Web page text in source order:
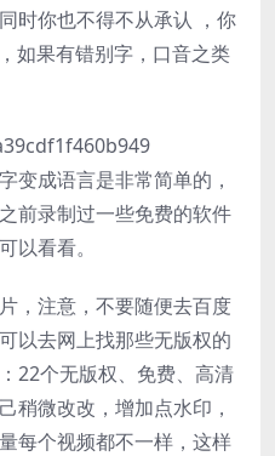
时你也不得不从承认 ，你
如果有错别字，口音之类
变成语言是非常简单的，
前录制过一些免费的软件
以看看。
，注意，不要随便去百度
以去网上找那些无版权的
22个无版权、免费、高清
稍微改改，增加点水印，
每个视频都不一样，这样